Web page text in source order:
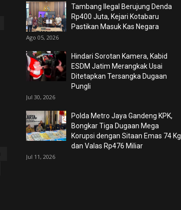
Tambang Ilegal Berujung Denda
Rp400 Juta, Kejari Kotabaru
Pastikan Masuk Kas Negara
Ago 05, 2026
Hindari Sorotan Kamera, Kabid
ESDM Jatim Merangkak Usai
Ditetapkan Tersangka Dugaan
Pungli
Jul 30, 2026
Polda Metro Jaya Gandeng KPK,
Bongkar Tiga Dugaan Mega
Korupsi dengan Sitaan Emas 74 Kg
dan Valas Rp476 Miliar
Jul 11, 2026